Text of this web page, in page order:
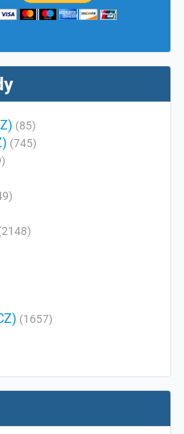
(85)
(745)
(1657)